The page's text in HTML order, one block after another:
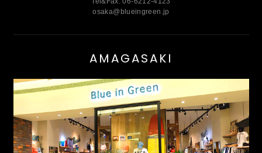
osaka@blueingreen.jp
AMAGASAKI